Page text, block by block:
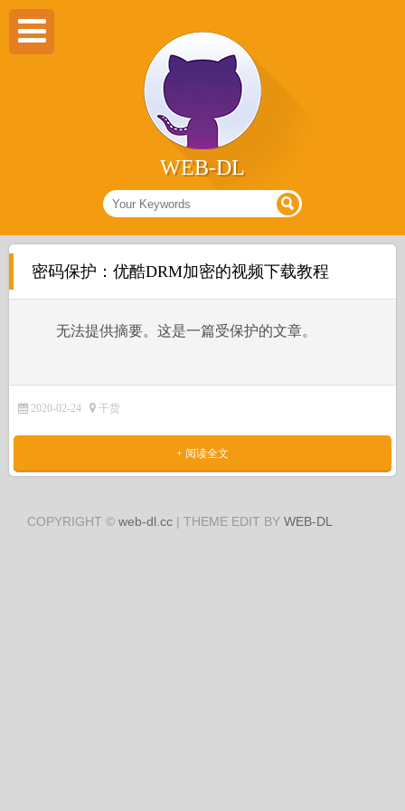
WEB-DL
密码保护：优酷DRM加密的视频下载教程
无法提供摘要。这是一篇受保护的文章。
2020-02-24 干货
+ 阅读全文
COPYRIGHT © web-dl.cc | THEME EDIT BY WEB-DL